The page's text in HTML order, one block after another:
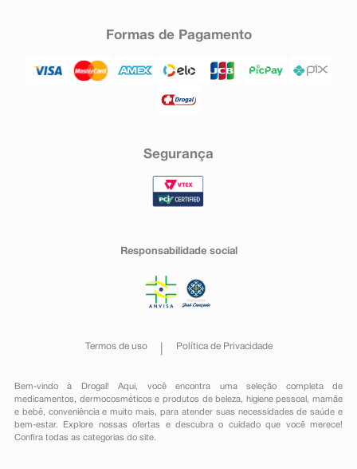
Formas de Pagamento
Segurança
Responsabilidade social
Termos de uso Política de Privacidade
Bem-vindo à Drogal! Aqui, você encontra uma seleção completa de
medicamentos , dermocosméticos e produtos de beleza, higiene pessoal ,mamãe
e bebê, conveniênciae muito mais, para atender suas necessidades de saúde e
bem-estar. Explore nossas ofertas e descubra o cuidado que você merece!
Confira todas as categorias do site.